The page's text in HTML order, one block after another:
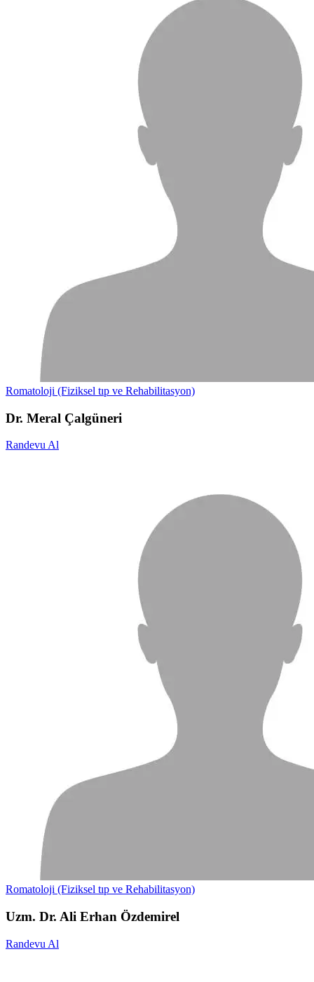
Romatoloji (Fiziksel tıp ve Rehabilitasyon)
Dr. Meral Çalgüneri
Randevu Al
Romatoloji (Fiziksel tıp ve Rehabilitasyon)
Uzm. Dr. Ali Erhan Özdemirel
Randevu Al